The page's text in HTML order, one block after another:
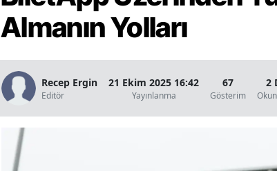
Almanın Yolları
Recep Ergin
Editör
21 Ekim 2025 16:42
Yayınlanma
67
Gösterim
2